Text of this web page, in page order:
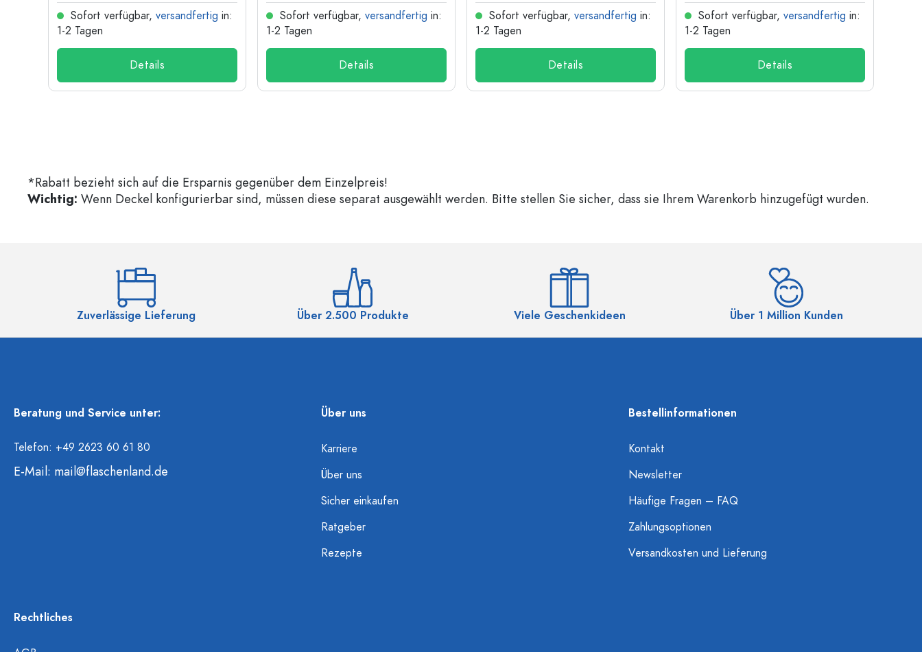
Sofort verfügbar, versandfertig in:
1-2 Tagen
Details
Sofort verfügbar, versandfertig in:
1-2 Tagen
Details
Sofort verfügbar, versandfertig in:
1-2 Tagen
Details
Sofort verfügbar, versandfertig in:
1-2 Tagen
Details
*Rabatt bezieht sich auf die Ersparnis gegenüber dem Einzelpreis!
Wichtig: Wenn Deckel konfigurierbar sind, müssen diese separat ausgewählt werden. Bitte stellen Sie sicher, dass sie Ihrem Warenkorb hinzugefügt wurden.
Zuverlässige Lieferung Über 2.500 Produkte Viele Geschenkideen Über 1 Million Kunden
Beratung und Service unter:
Telefon: +49 2623 60 61 80
E-Mail: mail@flaschenland.de
Über uns
Karriere
Über uns
Sicher einkaufen
Ratgeber
Rezepte
Bestellinformationen
Kontakt
Newsletter
Häufige Fragen – FAQ
Zahlungsoptionen
Versandkosten und Lieferung
Rechtliches